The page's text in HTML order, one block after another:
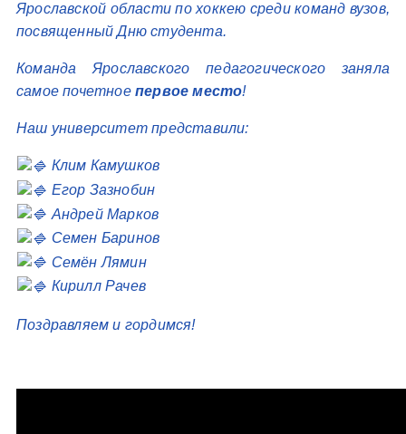
Ярославской области по хоккею среди команд вузов,
посвященный Дню студента.
Команда Ярославского педагогического заняла
самое почетное первое место!
Наш университет представили:
Клим Камушков
Егор Зазнобин
Андрей Марков
Семен Баринов
Семён Лямин
Кирилл Рачев
Поздравляем и гордимся!